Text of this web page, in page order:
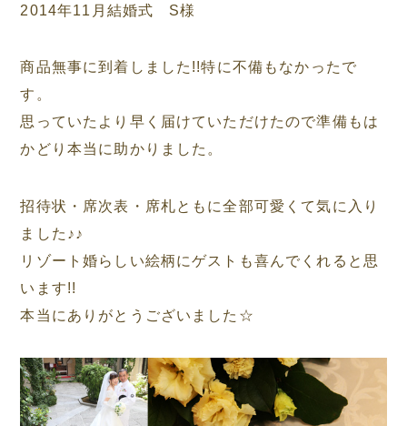
2014年11月結婚式 S様
商品無事に到着しました!!特に不備もなかったで
す。
思っていたより早く届けていただけたので準備もは
かどり本当に助かりました。
招待状・席次表・席札ともに全部可愛くて気に入り
ました♪♪
リゾート婚らしい絵柄にゲストも喜んでくれると思
います!!
本当にありがとうございました☆